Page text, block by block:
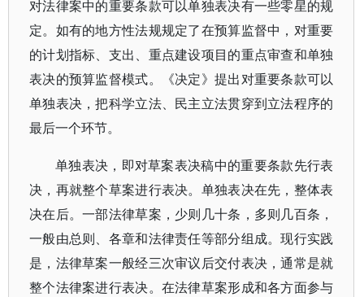
对法律案中的重要条款可以单独表决有一些零星的规
定。如有的地方性法规规定了在预算监督中，对重要
的计划指标、支出、重点建设项目的重点审查和单独
表决的预算监督模式。《决定》提出对重要条款可以
单独表决，把科学立法、民主立法贯穿到立法程序的
最后一个环节。
单独表决，即对草案表决稿中的重要条款先行表
决，再就整个草案进行表决。单独表决在先，整体表
决在后。一部法律草案，少则几十条，多则几百条，
一般由总则、各章和法律责任等部分组成。现行实践
是，法律草案一般经三次审议后交付表决，通常是就
整个法律案进行表决。在法律草案形成和各方面参与